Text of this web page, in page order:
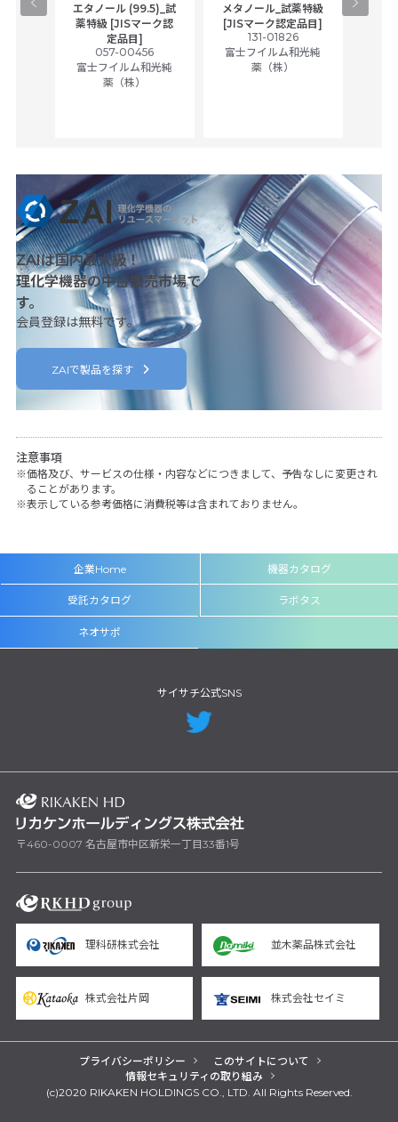
エタノール (99.5)_試
薬特級 [JISマーク認
定品目]
057-00456
富士フイルム和光純
薬（株）
メタノール_試薬特級
[JISマーク認定品目]
131-01826
富士フイルム和光純
薬（株）
ZAIは国内最大級！
理化学機器の中古販売市場で
す。
会員登録は無料です。
ZAIで製品を探す
注意事項
価格及び、サービスの仕様・内容などにつきまして、予告なしに変更され
ることがあります。
表示している参考価格に消費税等は含まれておりません。
企業Home 機器カタログ
受託カタログ ラボタス
ネオサポ
サイサチ公式SNS
〒460-0007 名古屋市中区新栄一丁目33番1号
理科研株式会社 並木薬品株式会社
株式会社片岡 株式会社セイミ
プライバシーポリシー
このサイトについて
情報セキュリティの取り組み
(c)2020 RIKAKEN HOLDINGS CO., LTD. All Rights Reserved.